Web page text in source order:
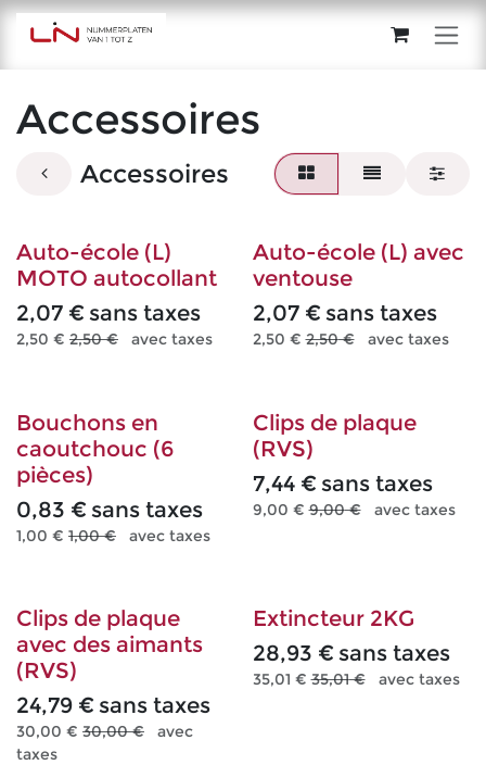
Se rendre au contenu
Accessoires
Accessoires
Auto-école (L)
MOTO autocollant
2,07 € sans taxes
2,50 € 2,50€ avec taxes
Auto-école (L) avec
ventouse
2,07€ sans taxes
2,50 € 2,50€ avec taxes
Bouchons en
caoutchouc (6
pièces)
0,83 € sans taxes
1,00 € 1,00€ avec taxes
Clips de plaque
(RVS)
7,44€ sans taxes
9,00 € 9,00€ avec taxes
Clips de plaque
avec des aimants
(RVS)
24,79 € sans taxes
30,00 € 30,00€
avec
taxes
Extincteur 2KG
28,93 € sans taxes
35,01 € 35,01€ avec taxes